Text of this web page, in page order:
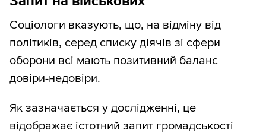
Соціологи вказують, що, на відміну від
політиків, серед списку діячів зі сфери
оборони всі мають позитивний баланс
довіри-недовіри.
Як зазначається у дослідженні, це
відображає істотний запит громадськості